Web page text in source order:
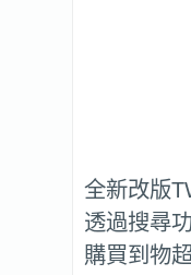
全新改版
透過搜尋
購買到物